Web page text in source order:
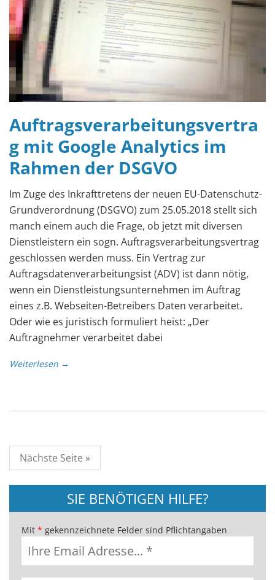
Auftragsverarbeitungsvertra
g mit Google Analytics im
Rahmen der DSGVO
Im Zuge des Inkrafttretens der neuen EU-Datenschutz-
Grundverordnung (DSGVO) zum 25.05.2018 stellt sich
manch einem auch die Frage, ob jetzt mit diversen
Dienstleistern ein sogn. Auftragsverarbeitungsvertrag
geschlossen werden muss. Ein Vertrag zur
Auftragsdatenverarbeitungsist (ADV) ist dann nötig,
wenn ein Dienstleistungsunternehmen im Auftrag
eines z.B. Webseiten-Betreibers Daten verarbeitet.
Oder wie es juristisch formuliert heist: „Der
Auftragnehmer verarbeitet dabei
Weiterlesen →
Nächste Seite »
SIE BENÖTIGEN HILFE?
Mit * gekennzeichnete Felder sind Pflichtangaben